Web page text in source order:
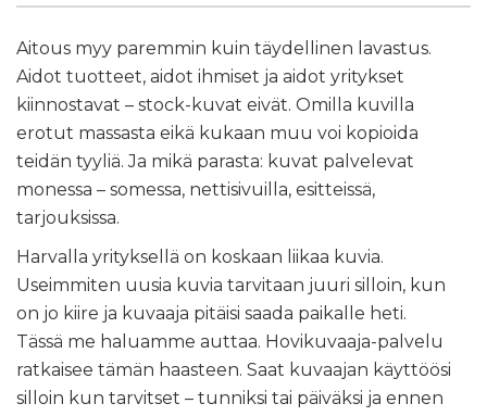
Aitous myy paremmin kuin täydellinen lavastus.
Aidot tuotteet, aidot ihmiset ja aidot yritykset
kiinnostavat – stock-kuvat eivät. Omilla kuvilla
erotut massasta eikä kukaan muu voi kopioida
teidän tyyliä. Ja mikä parasta: kuvat palvelevat
monessa – somessa, nettisivuilla, esitteissä,
tarjouksissa.
Harvalla yrityksellä on koskaan liikaa kuvia.
Useimmiten uusia kuvia tarvitaan juuri silloin, kun
on jo kiire ja kuvaaja pitäisi saada paikalle heti.
Tässä me haluamme auttaa. Hovikuvaaja-palvelu
ratkaisee tämän haasteen. Saat kuvaajan käyttöösi
silloin kun tarvitset – tunniksi tai päiväksi ja ennen